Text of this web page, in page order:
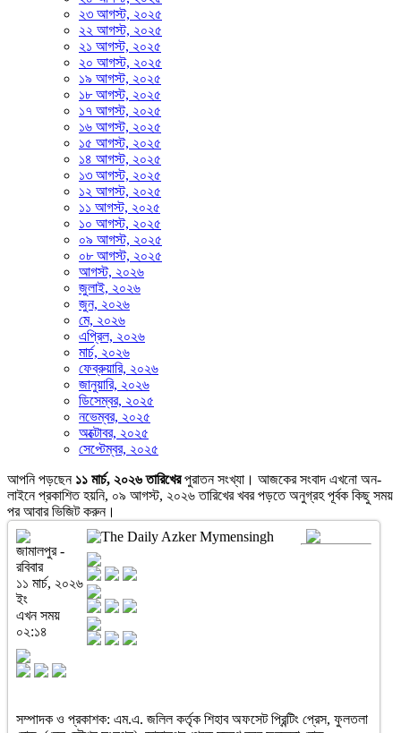
২৩ আগস্ট, ২০২৫
২২ আগস্ট, ২০২৫
২১ আগস্ট, ২০২৫
২০ আগস্ট, ২০২৫
১৯ আগস্ট, ২০২৫
১৮ আগস্ট, ২০২৫
১৭ আগস্ট, ২০২৫
১৬ আগস্ট, ২০২৫
১৫ আগস্ট, ২০২৫
১৪ আগস্ট, ২০২৫
১৩ আগস্ট, ২০২৫
১২ আগস্ট, ২০২৫
১১ আগস্ট, ২০২৫
১০ আগস্ট, ২০২৫
০৯ আগস্ট, ২০২৫
০৮ আগস্ট, ২০২৫
আগস্ট, ২০২৬
জুলাই, ২০২৬
জুন, ২০২৬
মে, ২০২৬
এপ্রিল, ২০২৬
মার্চ, ২০২৬
ফেব্রুয়ারি, ২০২৬
জানুয়ারি, ২০২৬
ডিসেম্বর, ২০২৫
নভেম্বর, ২০২৫
অক্টোবর, ২০২৫
সেপ্টেম্বর, ২০২৫
আপনি পড়ছেন ১১ মার্চ, ২০২৬ তারিখেরপুরাতন সংখ্যা। আজকের সংবাদ এখনো অন-
লাইনে প্রকাশিত হয়নি, ০৯ আগস্ট, ২০২৬ তারিখের খবর পড়তে অনুগ্রহ পূর্বক কিছু সময়
পর আবার ভিজিট করুন।
জামালপুর -
রবিবার
১১ মার্চ, ২০২৬
ইং
এখন সময়
০২:১৪
সম্পাদক ও প্রকাশক: এম.এ. জলিল কর্তৃক শিহাব অফসেট প্রিন্টিং প্রেস, ফুলতলা